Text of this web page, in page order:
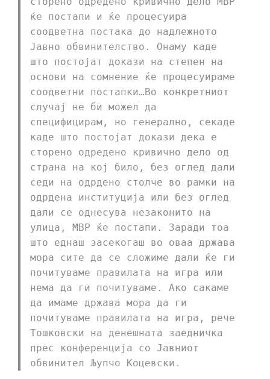
ќе постапи и ќе процесуира
соодветна постака до надлежното
Јавно обвинителство. Онаму каде
што постојат докази на степен на
основи на сомнение ќе процесуираме
соодветни постапки…Во конкретниот
случај не би можел да
специфицирам, но генерално, секаде
каде што постојат докази дека е
сторено одредено кривично дело од
страна на кој било, без оглед дали
седи на одрдено столче во рамки на
одрдена институција или без оглед
дали се однесува незаконито на
улица, МВР ќе постапи. Заради тоа
што еднаш засекогаш во оваа држава
мора сите да се сложиме дали ќе ги
почитуваме правилата на игра или
нема да ги почитуваме. Ако сакаме
да имаме држава мора да ги
почитуваме правилата на игра, рече
Тошковски на денешната заедничка
прес конференција со Јавниот
обвинител Љупчо Коцевски.